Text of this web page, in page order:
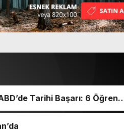
Tarihi Başarı: 6